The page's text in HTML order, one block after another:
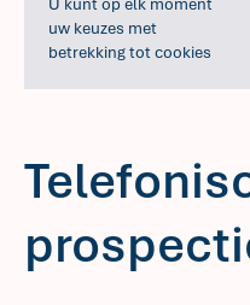
U kunt op elk moment
uw keuzes met
betrekking tot cookies